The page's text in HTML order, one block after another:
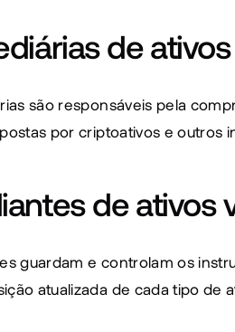
de
são responsáveis pela
por criptoativos e outros
de ativos
guardam e controlam os
atualizada de cada tipo de